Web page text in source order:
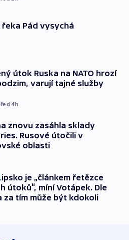
řeka Pád vysychá
útok Ruska na NATO hrozí
varují tajné služby
4h
znovu zasáhla sklady
Rusové útočili v
oblasti
je „článkem řetězce
útoků“, míní Votápek. Dle
za tím může být kdokoli